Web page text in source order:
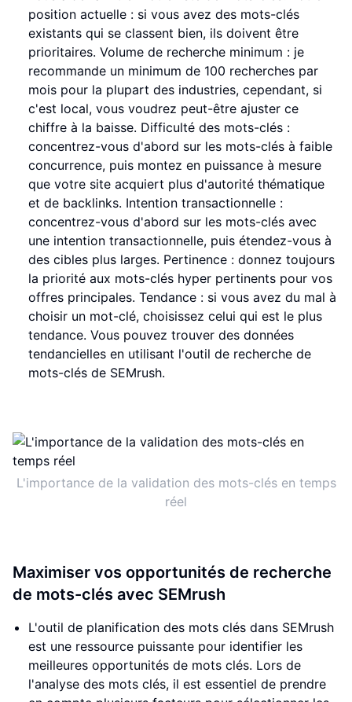
position actuelle : si vous avez des mots-clés
existants qui se classent bien, ils doivent être
prioritaires. Volume de recherche minimum : je
recommande un minimum de 100 recherches par
mois pour la plupart des industries, cependant, si
c'est local, vous voudrez peut-être ajuster ce
chiffre à la baisse. Difficulté des mots-clés :
concentrez-vous d'abord sur les mots-clés à faible
concurrence, puis montez en puissance à mesure
que votre site acquiert plus d'autorité thématique
et de backlinks. Intention transactionnelle :
concentrez-vous d'abord sur les mots-clés avec
une intention transactionnelle, puis étendez-vous à
des cibles plus larges. Pertinence : donnez toujours
la priorité aux mots-clés hyper pertinents pour vos
offres principales. Tendance : si vous avez du mal à
choisir un mot-clé, choisissez celui qui est le plus
tendance. Vous pouvez trouver des données
tendancielles en utilisant l'outil de recherche de
mots-clés de SEMrush.
L'importance de la validation des mots-clés en temps
réel
Maximiser vos opportunités de recherche
de mots-clés avec SEMrush
L'outil de planification des mots clés dans SEMrush
est une ressource puissante pour identifier les
meilleures opportunités de mots clés. Lors de
l'analyse des mots clés, il est essentiel de prendre